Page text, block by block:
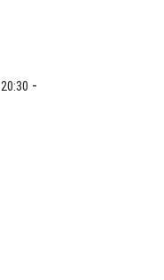
20:30 -